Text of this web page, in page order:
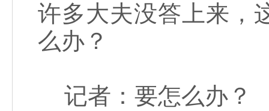
许多大夫没答上来，
么办？
记者：要怎么办？